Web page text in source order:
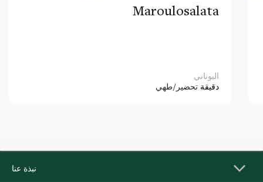
Maroulosalata
اليوناني
دقيقة تحضير/طهي
نبذة عنا